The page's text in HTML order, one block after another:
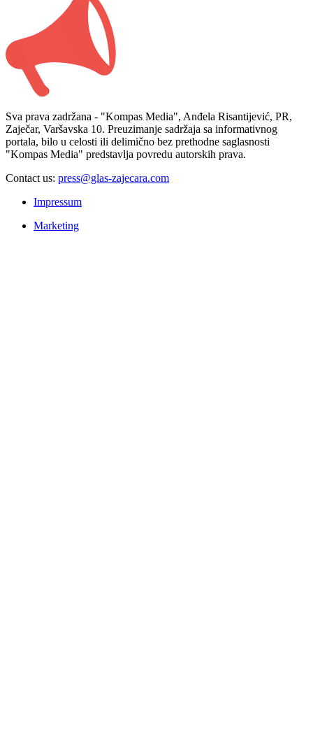
Sva prava zadržana - "Kompas Media", Anđela Risantijević, PR,
Zaječar, Varšavska 10. Preuzimanje sadržaja sa informativnog
portala, bilo u celosti ili delimično bez prethodne saglasnosti
"Kompas Media" predstavlja povredu autorskih prava.
Contact us: press@glas-zajecara.com
Impressum
Marketing